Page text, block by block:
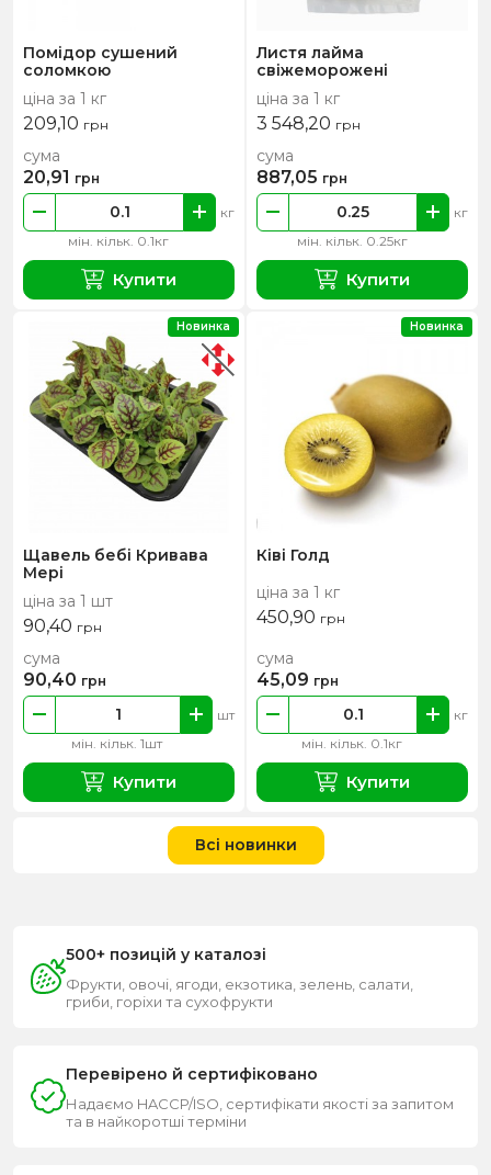
Помідор сушений
соломкою
ціна за 1 кг
209,10 грн
мін. кільк. 0.1кг
кг
сума
20,91 грн
Купити
Листя лайма
свіжеморожені
ціна за 1 кг
3 548,20 грн
мін. кільк. 0.25кг
кг
сума
887,05 грн
Купити
Щавель бебі Кривава
Мері
ціна за 1 шт
90,40 грн
мін. кільк. 1шт
шт
сума
90,40 грн
Купити
Новинка
Ківі Голд
ціна за 1 кг
450,90 грн
мін. кільк. 0.1кг
кг
сума
45,09 грн
Купити
Новинка
Всі новинки
500+ позицій у каталозі
Фрукти, овочі, ягоди, екзотика, зелень, салати,
гриби, горіхи та сухофрукти
Перевірено й сертифіковано
Надаємо HACCP/ISO, сертифікати якості за запитом
та в найкоротші терміни